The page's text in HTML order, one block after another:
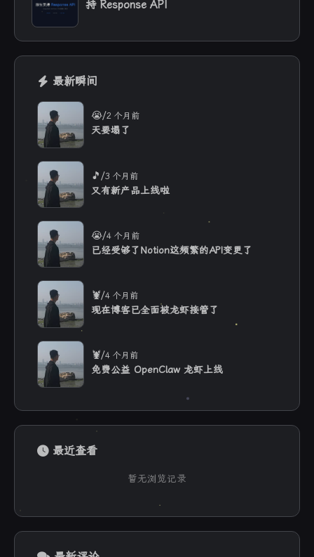
持 Response API
最新瞬间
😭/2 个月前
天要塌了
🎵/3 个月前
又有新产品上线啦
😭/4 个月前
已经受够了Notion这频繁的API变更了
🦞/4 个月前
现在博客已全面被龙虾接管了
🦞/4 个月前
免费公益 OpenClaw 龙虾上线
最近查看
暂无浏览记录